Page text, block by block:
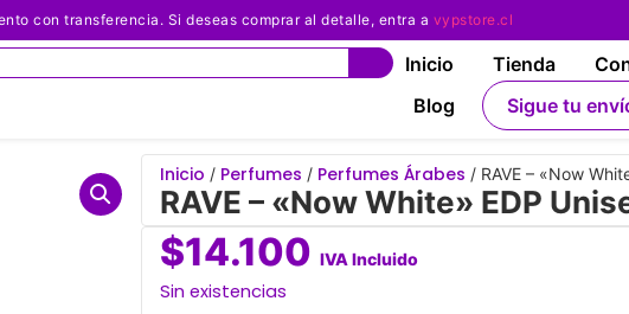
con transferencia. Si deseas comprar al detalle, entra a vypstore.cl
Inicio Tienda
Blog
Sigue tu
Inicio / Perfumes / Perfumes Árabes / RAVE – «Now
RAVE – «Now White» EDP
$14.100 IVA Incluido
Sin existencias